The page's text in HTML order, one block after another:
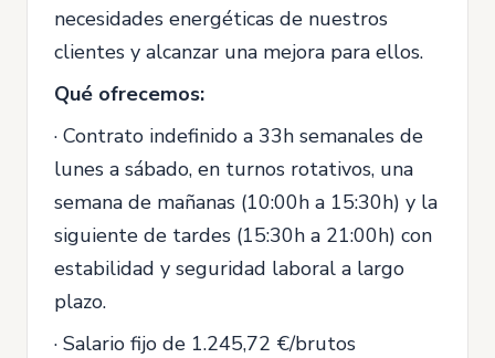
necesidades energéticas de nuestros
clientes y alcanzar una mejora para ellos.
Qué ofrecemos:
· Contrato indefinido a 33h semanales de
lunes a sábado, en turnos rotativos, una
semana de mañanas (10:00h a 15:30h) y la
siguiente de tardes (15:30h a 21:00h) con
estabilidad y seguridad laboral a largo
plazo.
· Salario fijo de 1.245,72 €/brutos